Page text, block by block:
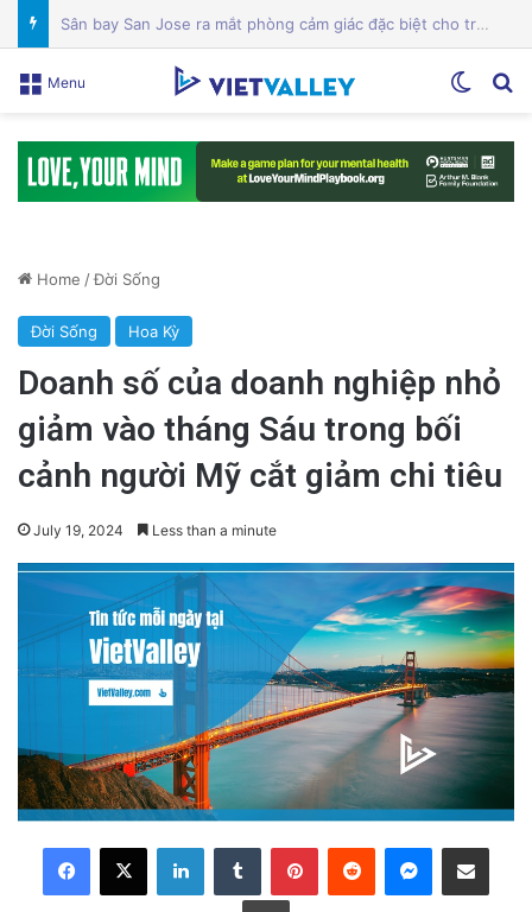
Mỹ lên án Trung Quốc lợi dụng vấn đề môi trường để tăng cường yêu sách Biển Đông
Menu
Home /Đời Sống
Đời Sống Hoa Kỳ
Doanh số của doanh nghiệp nhỏ
giảm vào tháng Sáu trong bối
cảnh người Mỹ cắt giảm chi tiêu
July 19, 2024 Less than a minute
LinkedInTumblr PinterestReddit Messenger
Share via Email
Print